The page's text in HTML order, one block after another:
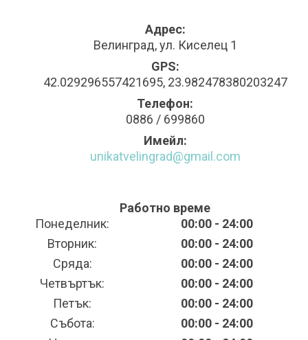
Адрес:
Велинград, ул. Киселец 1
GPS:
42.029296557421695, 23.982478380203247
Телефон:
0886 / 699860
Имейл:
unikatvelingrad@gmail.com
Работно време
Понеделник:
00:00 - 24:00
Вторник:
00:00 - 24:00
Сряда:
00:00 - 24:00
Четвъртък:
00:00 - 24:00
Петък:
00:00 - 24:00
Събота:
00:00 - 24:00